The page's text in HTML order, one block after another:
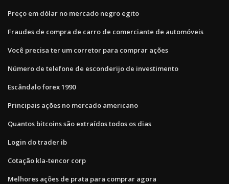
Preço em dólar no mercado negro egito
Fraudes de compra de carro de comerciante de automóveis
Você precisa ter um corretor para comprar ações
Número de telefone de esconderijo de investimento
Escândalo forex 1990
Principais ações no mercado americano
Quantos bitcoins são extraídos todos os dias
Login do trader ib
Cotação kla-tencor corp
Melhores ações de prata para comprar agora